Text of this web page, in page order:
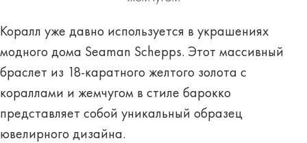
Коралл уже давно используется в украшениях
модного дома Seaman Schepps. Этот массивный
браслет из 18-каратного желтого золота с
кораллами и жемчугом в стиле барокко
представляет собой уникальный образец
ювелирного дизайна.